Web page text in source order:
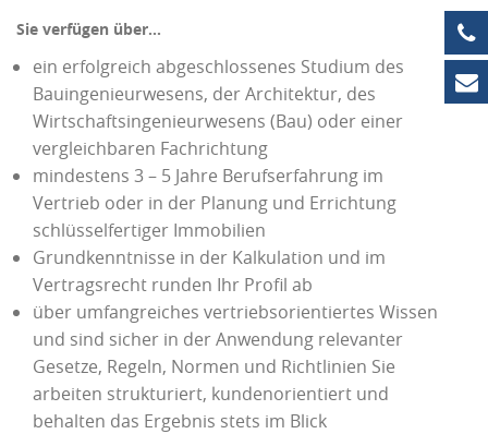
Sie verfügen über…
ein erfolgreich abgeschlossenes Studium des
Bauingenieurwesens, der Architektur, des
Wirtschaftsingenieurwesens (Bau) oder einer
vergleichbaren Fachrichtung
mindestens 3 – 5 Jahre Berufserfahrung im
Vertrieb oder in der Planung und Errichtung
schlüsselfertiger Immobilien
Grundkenntnisse in der Kalkulation und im
Vertragsrecht runden Ihr Profil ab
über umfangreiches vertriebsorientiertes Wissen
und sind sicher in der Anwendung relevanter
Gesetze, Regeln, Normen und Richtlinien Sie
arbeiten strukturiert, kundenorientiert und
behalten das Ergebnis stets im Blick